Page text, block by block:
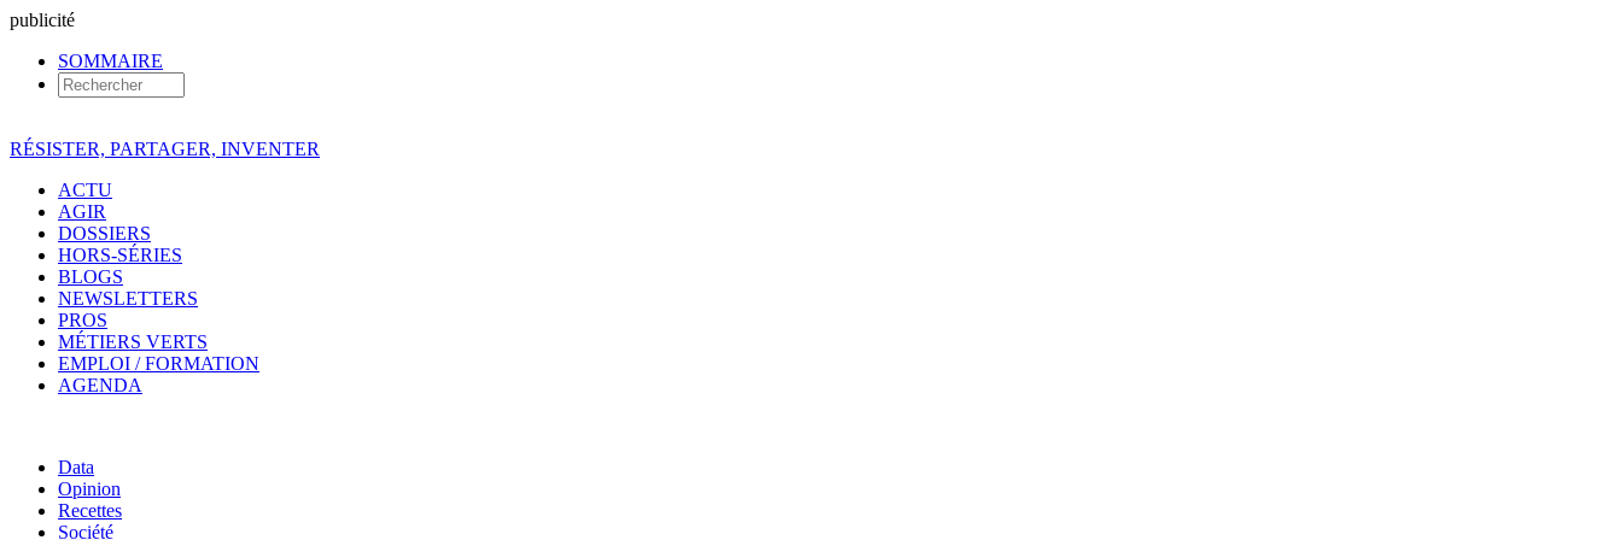
publicité
SOMMAIRE
RÉSISTER, PARTAGER, INVENTER
ACTU
AGIR
DOSSIERS
HORS-SÉRIES
BLOGS
NEWSLETTERS
PROS
MÉTIERS VERTS
EMPLOI / FORMATION
AGENDA
Data
Opinion
Recettes
Société